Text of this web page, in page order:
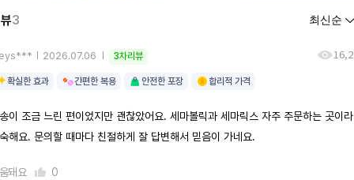
3
2026.07.06 3차리뷰
확실한 효과 간편한 복용 안전한 포장 합리적 가격
이 조금 느린 편이었지만 괜찮았어요. 세마볼릭과 세마릭스 자주 주문하는 곳이라
해요. 문의할 때마다 친절하게 잘 답변해서 믿음이 가네요.
돼요 0